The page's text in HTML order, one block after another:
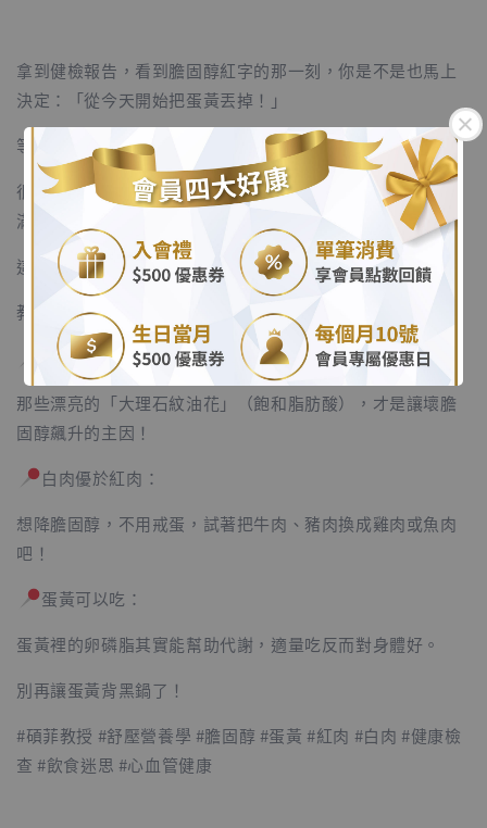
.
拿到健檢報告，看到膽固醇紅字的那一刻，你是不是也馬上
決定：「從今天開始把蛋黃丟掉！」
等一下！蛋黃真的很無辜！
很多人為了降膽固醇，早餐只敢吃蛋白，結果轉頭去吃油花
滿滿的雪花牛、五花肉...
這完全是「抓小放大」啊！
教授的膽固醇真相大公開：
隱形殺手是「紅肉」：
那些漂亮的「大理石紋油花」（飽和脂肪酸），才是讓壞膽
固醇飆升的主因！
白肉優於紅肉：
想降膽固醇，不用戒蛋，試著把牛肉、豬肉換成雞肉或魚肉
吧！
蛋黃可以吃：
蛋黃裡的卵磷脂其實能幫助代謝，適量吃反而對身體好。
別再讓蛋黃背黑鍋了！
#碩菲教授 #舒壓營養學 #膽固醇 #蛋黃 #紅肉 #白肉 #健康檢
查 #飲食迷思 #心血管健康